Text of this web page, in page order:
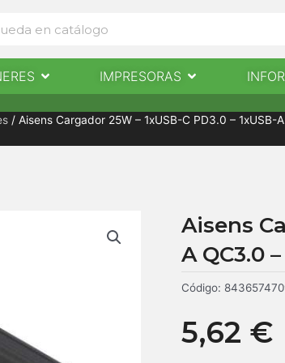
INFORMÁTICA NOTICIAS
Abrir EscaneresIMPRESORAS Abrir Impresoras
/ Aisens Cargador 25W – 1xUSB-C PD3.0 – 1xUSB-
Aisens
A QC3.0
Código:
5,62 €